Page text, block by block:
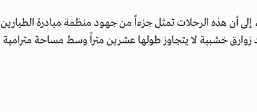
إلى أن هذه الرحلات تمثل جزءاً من جهود منظمة مبادرة الطيارين
زوارق خشبية لا يتجاوز طولها عشرين متراً وسط مساحة مترامية